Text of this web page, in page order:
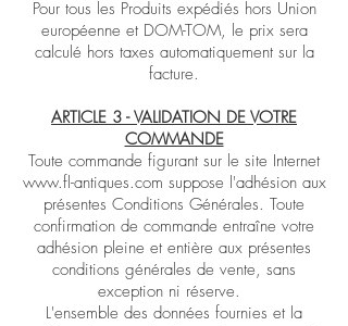
Pour tous les Produits expédiés hors Union
européenne et DOM-TOM, le prix sera
calculé hors taxes automatiquement sur la
facture.
ARTICLE 3 - VALIDATION DE VOTRE
COMMANDE
Toute commande figurant sur le site Internet
www.fl-antiques.com suppose l'adhésion aux
présentes Conditions Générales. Toute
confirmation de commande entraîne votre
adhésion pleine et entière aux présentes
conditions générales de vente, sans
exception ni réserve.
L'ensemble des données fournies et la